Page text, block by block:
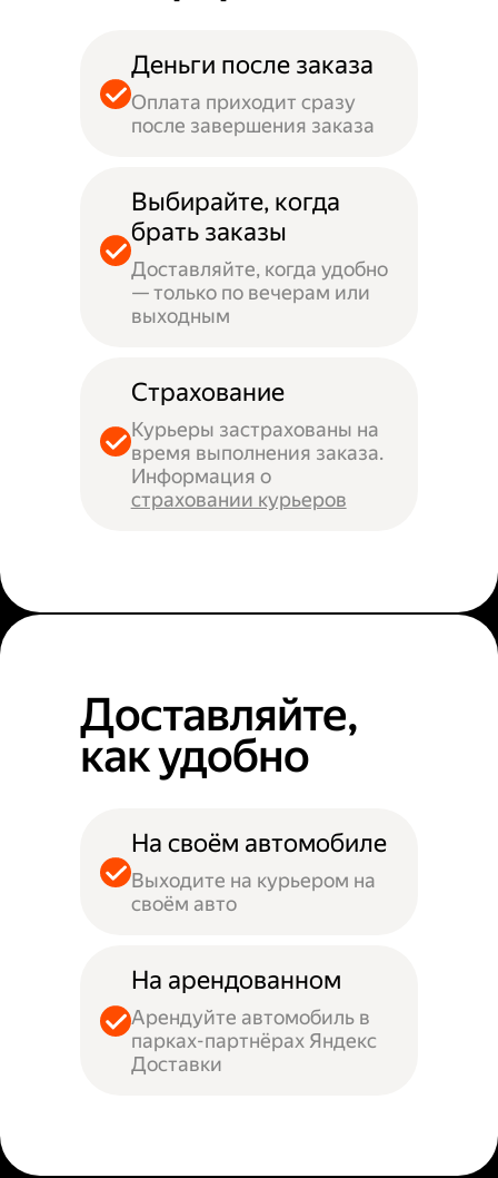
Деньги после заказа
Оплата приходит сразу
после завершения заказа
Выбирайте, когда
брать заказы
Доставляйте, когда удобно
— только по вечерам или
выходным
Страхование
Курьеры застрахованы на
время выполнения заказа.
Информация о
страховании курьеров
Доставляйте,
как удобно
На своём автомобиле
Выходите на курьером на
своём авто
На арендованном
Арендуйте автомобиль в
парках-партнёрах Яндекс
Доставки